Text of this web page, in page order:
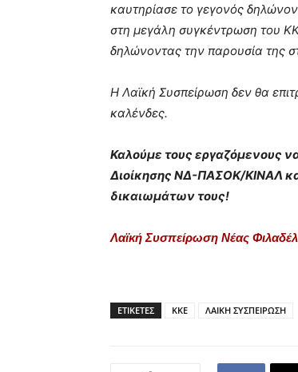
καυτηρίασε το γεγονός
στη μεγάλη συγκέντρωση του
δηλώνοντας την παρουσία της
Η Λαϊκή Συσπείρωση δεν θα
καλένδες.
Καλούμε τους εργαζόμενους
Διοίκησης ΝΔ-ΠΑΣΟΚ/ΚΙΝΑΛ
δικαιωμάτων τους!
Λαϊκή Συσπείρωση Νέας
ΕΤΙΚΕΤΕΣ ΚΚΕ ΛΑΙΚΗ ΣΥΣΠΕΙΡΩΣΗ